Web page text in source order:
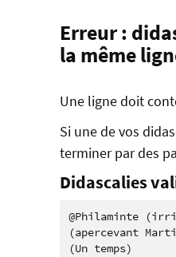
Erreur :
la même
Une ligne doit
Si une de vos
terminer par des
Didascalies
@Philaminte
(apercevant
(Un temps)